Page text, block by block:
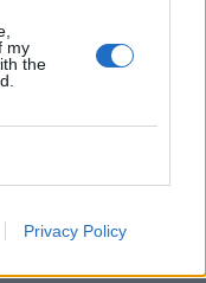
my
the
Privacy Policy
Chelsea . EIbra
suo numero 10
alla prima
anche la